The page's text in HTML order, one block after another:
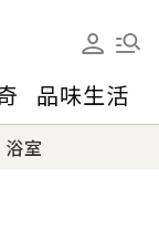
品味生活
浴室